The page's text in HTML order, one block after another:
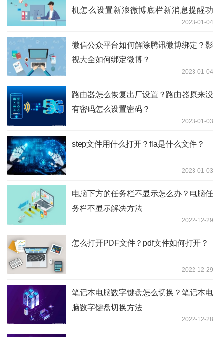
机怎么设置新浪微博底栏新消息提醒功
2023-01-04
微信公众平台如何解除腾讯微博绑定？影
视大全如何绑定微博？
2023-01-04
路由器怎么恢复出厂设置？路由器原来没
有密码怎么设置密码？
2023-01-03
step文件用什么打开？fla是什么文件？
2023-01-03
电脑下方的任务栏不显示怎么办？电脑任
务栏不显示解决方法
2022-12-29
怎么打开PDF文件？pdf文件如何打开？
2022-12-29
笔记本电脑数字键盘怎么切换？笔记本电
脑数字键盘切换方法
2022-12-28